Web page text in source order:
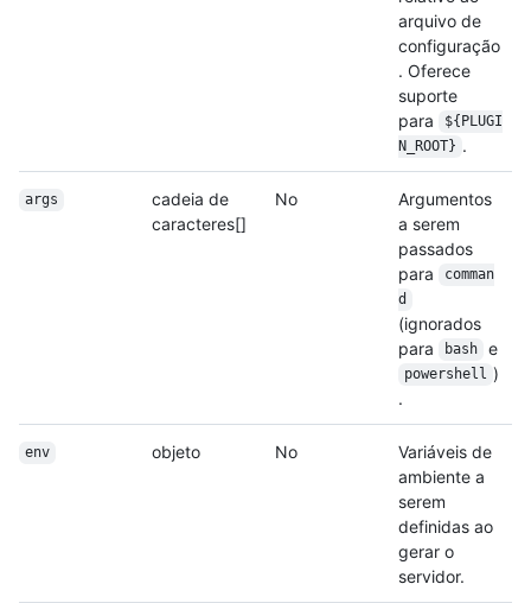
arquivo de
configuração
. Oferece
suporte
para
${PLUGI
N_ROOT} .
args
cadeia de
caracteres[]
No
Argumentos
a serem
passados
para
comman
d
(ignorados
para
bash e
powershell )
.
env objeto No
Variáveis de
ambiente a
serem
definidas ao
gerar o
servidor.